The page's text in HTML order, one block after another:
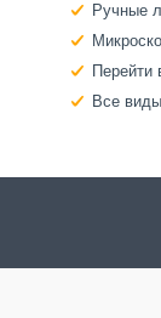
Ручные
Перейти
Все